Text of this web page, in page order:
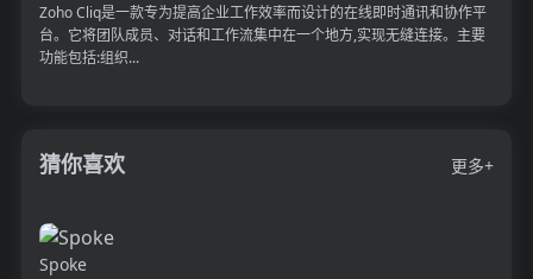
Zoho Cliq是一款专为提高企业工作效率而设计的在线即时通讯和协作平
台。它将团队成员、对话和工作流集中在一个地方,实现无缝连接。主要
功能包括:组织...
猜你喜欢 更多+
Spoke